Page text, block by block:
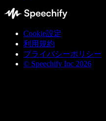
Cookie設定
利用規約
プライバシーポリシー
© Speechify Inc 2026